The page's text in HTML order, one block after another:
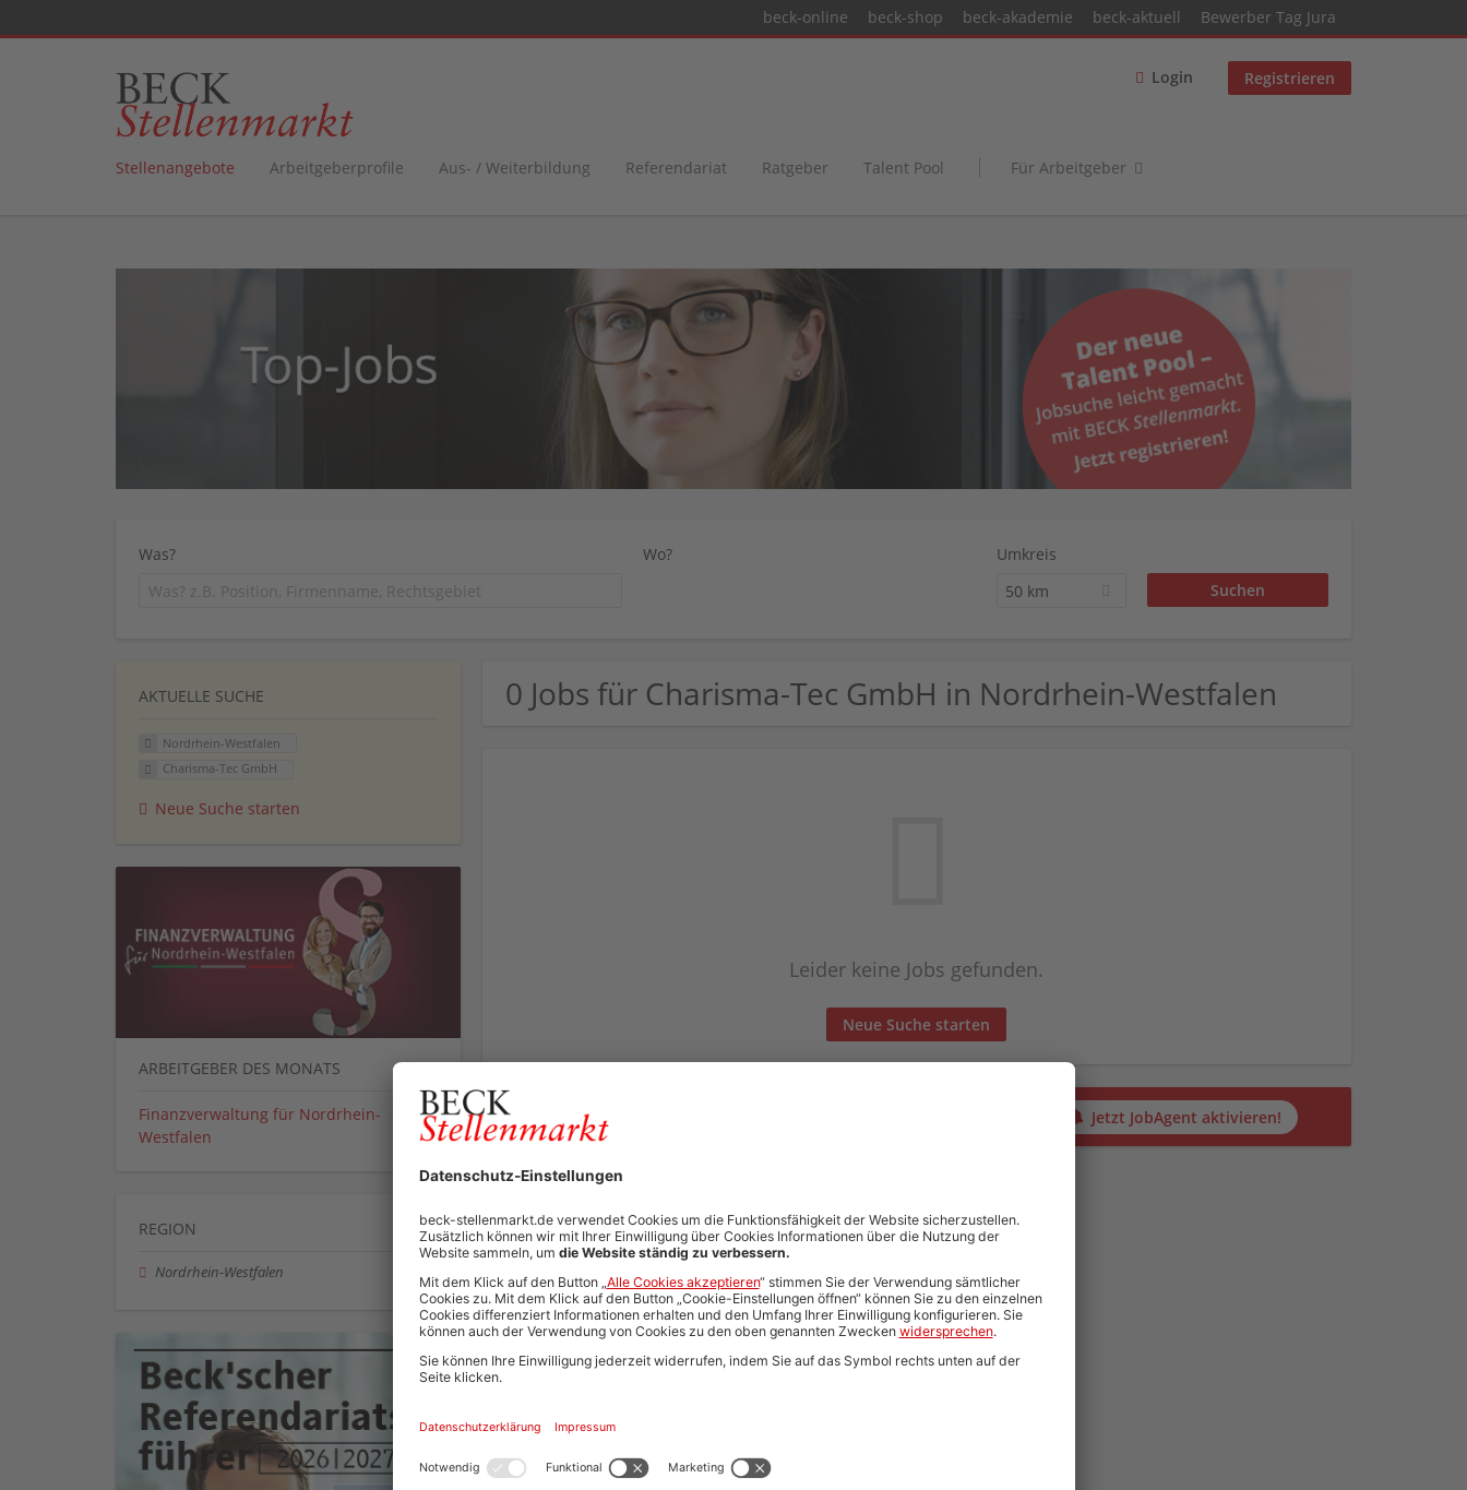
beck-online beck-shop beck-akademie beck-aktuell Bewerber Tag Jura
Login Registrieren
Stellenangebote Arbeitgeberprofile Aus- / Weiterbildung Referendariat Ratgeber Talent Pool Für Arbeitgeber
Was? Wo?
Umkreis
50 km
0 Jobs für Charisma-Tec GmbH in Nordrhein-Westfalen
Leider keine Jobs gefunden.
Neue Suche starten
Automatisch neue Jobs und Karriere-Updates per E-Mail erhalten? Jetzt JobAgent aktivieren!
AKTUELLE SUCHE
Nordrhein-Westfalen
Charisma-Tec GmbH
Neue Suche starten
ARBEITGEBER DES MONATS
Finanzverwaltung für Nordrhein-
Westfalen
REGION
Nordrhein-Westfalen